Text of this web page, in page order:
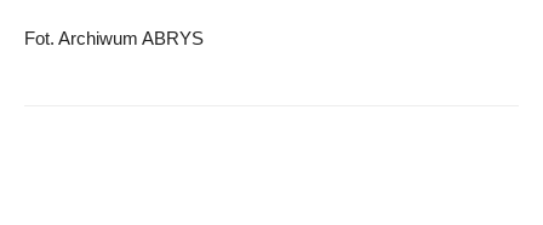
Fot. Archiwum ABRYS